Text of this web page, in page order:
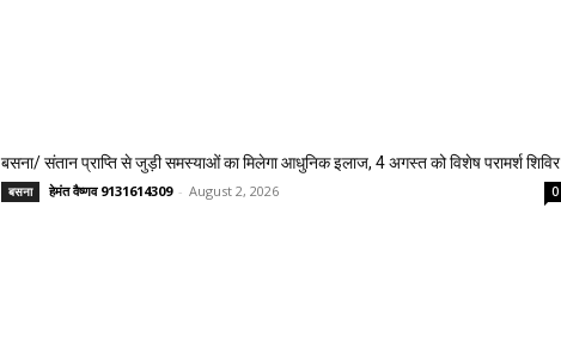
बसना/ संतान प्राप्ति से जुड़ी समस्याओं का मिलेगा आधुनिक इलाज, 4 अगस्त को विशेष परामर्श शिविर
बसना हेमंत वैष्णव 9131614309 - August 2, 2026 0